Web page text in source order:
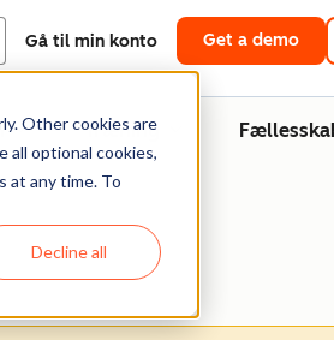
Other cookies are
all optional cookies,
at any time. To
Decline all
Gå til min konto Get a demo
Træning